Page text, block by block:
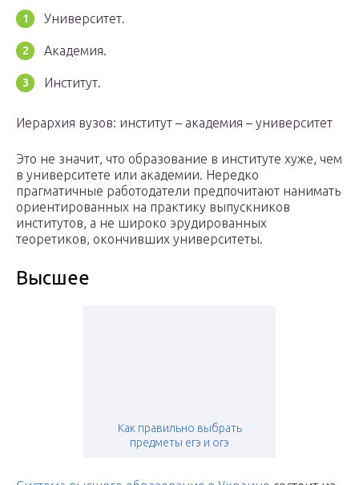
Университет.
Академия.
Институт.
Иерархия вузов: институт – академия – университет
Это не значит, что образование в институте хуже, чем
в университете или академии. Нередко
прагматичные работодатели предпочитают нанимать
ориентированных на практику выпускников
институтов, а не широко эрудированных
теоретиков, окончивших университеты.
Высшее
Как правильно выбрать
предметы егэ и огэ